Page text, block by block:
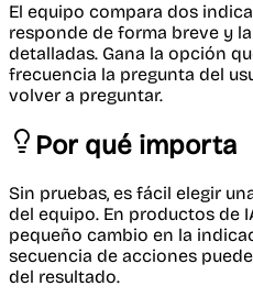
El equipo compara dos
responde de forma breve y
detalladas. Gana la opción
frecuencia la pregunta del
volver a preguntar.
Por qué importa
Sin pruebas, es fácil elegir
del equipo. En productos de
pequeño cambio en la
secuencia de acciones
del resultado.